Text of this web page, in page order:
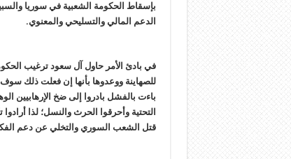
بإسقاط الحكومة الشعبية في سوريا
الدعم المالي والتسليحي والمعنوي.
في بادئ الأمر حاول آل سعود ترغيب
للصهاينة ووعدوها بأنها إن فعلت ذلك سوف
باءت بالفشل بادروا إلى ضخ الإرهابيين
التحتية وأحرقوا الحرث والنسل؛ لذا
قتل الشعب السوري والتخلي عن دعم